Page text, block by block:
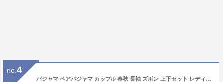
no. 4
パジャマ ペアパジャマ カップル 春秋 長袖 ズボン 上下セット レディース メンズ ルームウェア 合成シルク 肌触り ナイトウェ